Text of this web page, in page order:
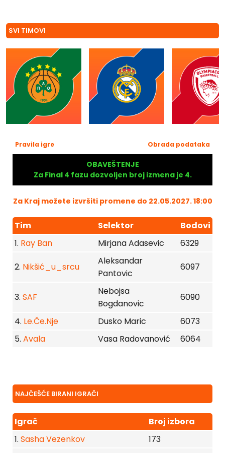
SVI TIMOVI
Pravila igre Obrada podataka
OBAVEŠTENJE
Za Final 4 fazu dozvoljen broj izmena je 4.
Za Kraj možete izvršiti promene do 22.05.2027. 18:00
Tim Selektor
Bodovi
1. Ray Ban Mirjana Adasevic 6329
2. Nikšić_u_srcu
Aleksandar
Pantovic
6097
3. SAF
Nebojsa
Bogdanovic
6090
4. Le.Če.Nje Dusko Maric
6073
5. Avala Vasa Radovanović 6064
NAJČEŠĆE BIRANI IGRAČI
Igrač
Broj izbora
1. Sasha Vezenkov
173